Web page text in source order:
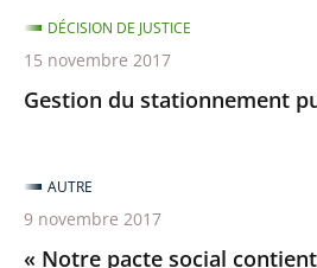
Gestion du stationnement
DÉCISION DE JUSTICE
15 novembre 2017
« Notre pacte social
AUTRE
9 novembre 2017